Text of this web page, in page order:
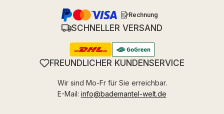
Rechnung
SCHNELLER VERSAND
FREUNDLICHER KUNDENSERVICE
Wir sind Mo-Fr für Sie erreichbar.
E-Mail: info@bademantel-welt.de